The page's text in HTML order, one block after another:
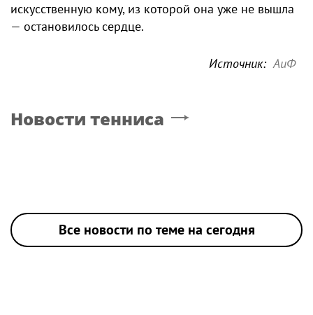
искусственную кому, из которой она уже не вышла
— остановилось сердце.
Источник: АиФ
Новости тенниса
Все новости по теме на сегодня